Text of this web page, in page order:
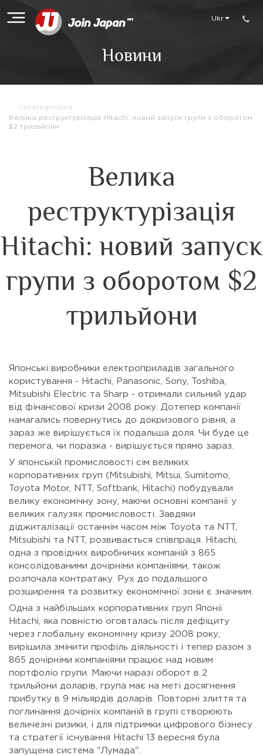
Ukr
Новини
- Uncategorized
-
Велика реструктурізація Hitachi: новий запуск групи з оборотом
$2 трильйони
Велика
реструктурізація
Hitachi: новий запуск
групи з оборотом $2
трильйони
Японські виробники електроприладів загального
користування - Hitachi, Panasonic, Sony, Toshiba,
Mitsubishi Electric та Sharp - отримали сильний удар
від фінансової кризи 2008 року. Дотепер компанії
намагались повернутись до докризового рівня, а
зараз же вирішується їх подальша доля. Чи буде це
перемога, чи поразка - вирішується прямо зараз.
У японській промисловості сім великих
корпоративних груп (Mitsubishi, Mitsui, Sumitomo,
Toyota Motor, NTT, Softbank, Hitachi) побудували
велику економічну зону, маючи основні компанії у
великих галузях промисловості. Завдяки
діджиталізації останнім часом між Toyota та NTT,
Mitsubishi та NTT, розвивається співпраця. Hitachi,
одна з провідних виробничих компаній з 865
консолідованими дочірніми компаніями, також
розпочала контратаку. Рух до подальшого
розширення та розвитку економічної зони є значним.
Одна з найбільших корпоративних груп Японії
Hitachi, яка повністю оговталась після дефіциту
через глобальну економічну кризу 2008 року,
вирішила змінити профіль діяльності і тепер разом з
865 дочірніми компаніями працює над новим
портфоліо групи. Маючи наразі оборот в 2
трильйони доларів, група має на меті досягнення
прибутку в 9 мільярдів доларів. Повторні злиття та
поглинання дочірніх компаній в групі створюють
величезні ризики, і для підтримки цифрового бізнесу
та стратегії існування Hitachi 13 вересня була
запущена система "Лумада".